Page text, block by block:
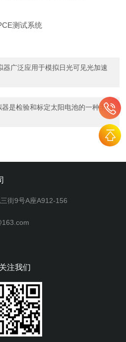
器广泛应用于模拟日光可见光加速
是检验和标定太阳电池的一种主
街9号A座A912-156
关注我们